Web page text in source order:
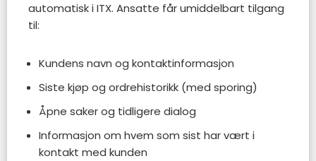
automatisk i ITX. Ansatte får umiddelbart tilgang
til:
Kundens navn og kontaktinformasjon
Siste kjøp og ordrehistorikk (med sporing)
Åpne saker og tidligere dialog
Informasjon om hvem som sist har vært i
kontakt med kunden